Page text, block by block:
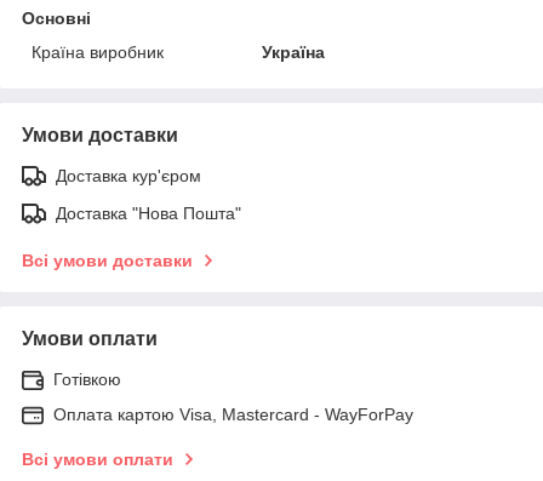
Основні
Країна виробник
Україна
Умови доставки
Доставка кур'єром
Доставка "Нова Пошта"
Всі умови доставки
Умови оплати
Готівкою
Оплата картою Visa, Mastercard - WayForPay
Всі умови оплати